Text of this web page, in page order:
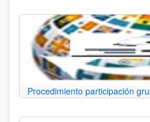
Procedimiento participación